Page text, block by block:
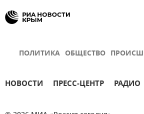
ПОЛИТИКА ОБЩЕСТВО
НОВОСТИ ПРЕСС-ЦЕНТР РАДИО